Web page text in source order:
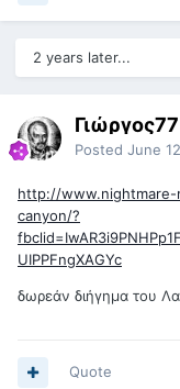
2 years later...
Γιώργος77
Posted June
http://
canyon/?
UIPPFngXAGYc
δωρεάν διήγημα του
Quote